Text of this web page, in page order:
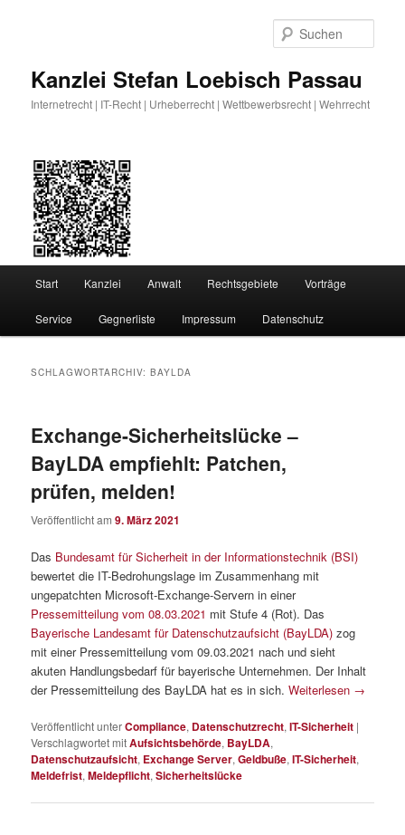
Kanzlei Stefan Loebisch Passau
Internetrecht | IT-Recht | Urheberrecht | Wettbewerbsrecht | Wehrrecht
Start Kanzlei Anwalt Rechtsgebiete Vorträge
Service Gegnerliste Impressum Datenschutz
SCHLAGWORTARCHIV:BAYLDA
Exchange-Sicherheitslücke –
BayLDA empfiehlt: Patchen,
prüfen, melden!
Veröffentlicht am9. März 2021
Das Bundesamt für Sicherheit in der Informationstechnik (BSI)
bewertet die IT-Bedrohungslage im Zusammenhang mit
ungepatchten Microsoft-Exchange-Servern in einer
Pressemitteilung vom 08.03.2021 mit Stufe 4 (Rot). Das
Bayerische Landesamt für Datenschutzaufsicht (BayLDA) zog
mit einer Pressemitteilung vom 09.03.2021 nach und sieht
akuten Handlungsbedarf für bayerische Unternehmen. Der Inhalt
der Pressemitteilung des BayLDA hat es in sich.Weiterlesen →
Veröffentlicht unterCompliance, Datenschutzrecht,IT-Sicherheit |
Verschlagwortet mitAufsichtsbehörde, BayLDA,
Datenschutzaufsicht, Exchange Server,Geldbuße,IT-Sicherheit,
Meldefrist,Meldepflicht,Sicherheitslücke